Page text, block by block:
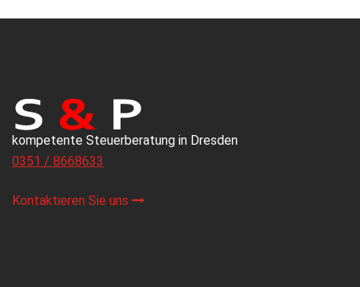
kompetente Steuerberatung in Dresden
0351 / 8668633
Kontaktieren Sie uns